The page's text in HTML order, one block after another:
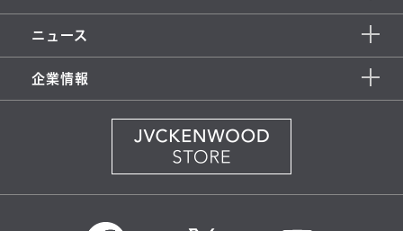
ニュース
企業情報